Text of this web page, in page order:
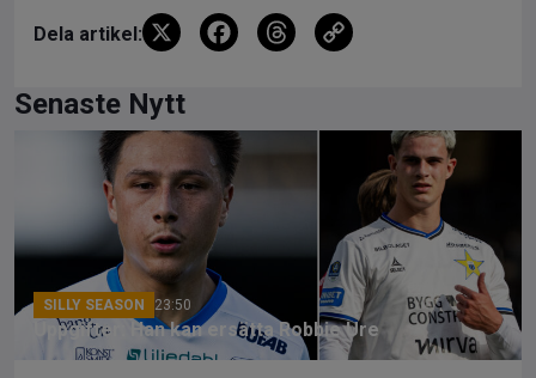
Dela artikel: X
F
b
o
o
k
T
d
n
k
Senaste Nytt
SILLY SEASON 23:50
Uppgifter: Han kan ersätta Robbie Ure